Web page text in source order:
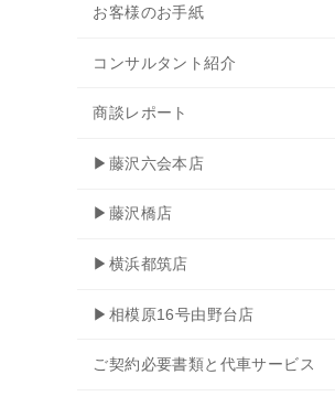
お客様のお手紙
コンサルタント紹介
商談レポート
▶藤沢六会本店
▶藤沢橋店
▶横浜都筑店
▶相模原16号由野台店
ご契約必要書類と代車サービス